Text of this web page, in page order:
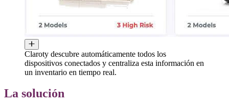
Claroty descubre automáticamente todos los
dispositivos conectados y centraliza esta información en
un inventario en tiempo real.
La solución